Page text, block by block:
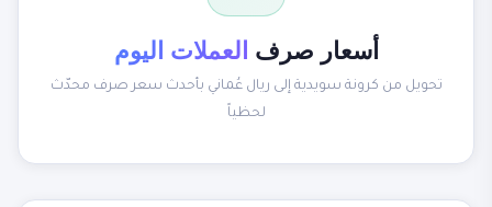
أسعار صرف العملات اليوم
تحويل من كرونة سويدية إلى ريال عُماني بأحدث سعر صرف محدّث
لحظياً